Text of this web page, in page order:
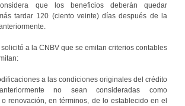
que los beneficios deberán quedar
tardar 120 (ciento veinte) días después de la
a la CNBV que se emitan criterios contables
a las condiciones originales del crédito
no sean consideradas como
o renovación, en términos, de lo establecido en el